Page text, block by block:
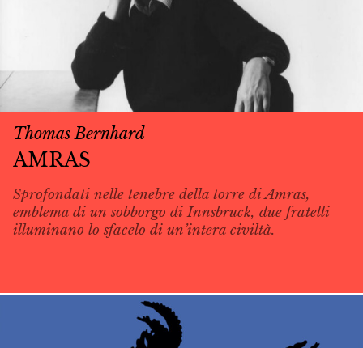
Thomas Bernhard
AMRAS
Sprofondati nelle tenebre della torre di Amras,
emblema di un sobborgo di Innsbruck, due fratelli
illuminano lo sfacelo di un’intera civiltà.